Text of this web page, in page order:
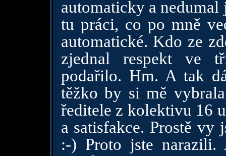
automaticky a nedumal
tu práci, co po mně
automatické. Kdo ze
zjednal respekt ve
podařilo. Hm. A tak
těžko by si mě
ředitele z kolektivu 16
a satisfakce. Prostě vy
:-) Proto jste